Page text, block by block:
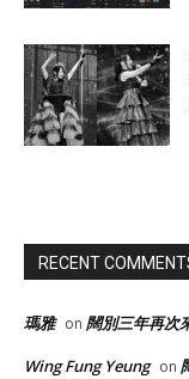
RECENT
瑪雅 on 闊別三年再次
Wing Fung Yeung on